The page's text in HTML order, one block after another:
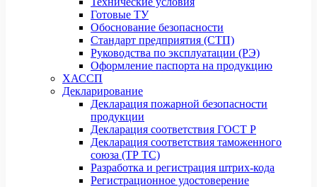
Готовые ТУ
Обоснование безопасности
Стандарт предприятия (СТП)
Руководства по эксплуатации (РЭ)
Оформление паспорта на продукцию
ХАССП
Декларирование
Декларация пожарной безопасности
продукции
Декларация соответствия ГОСТ Р
Декларация соответствия таможенного
союза (ТР ТС)
Разработка и регистрация штрих-кода
Регистрационное удостоверение